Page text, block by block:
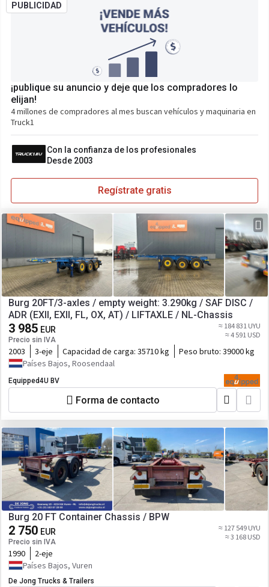
PUBLICIDAD
¡publique su anuncio y deje que los compradores lo
elijan!
4 millones de compradores al mes buscan vehículos y maquinaria en
Truck1
Con la confianza de los profesionales
Desde 2003
Regístrate gratis
Burg 20FT/3-axles / empty weight: 3.290kg / SAF DISC /
ADR (EXII, EXII, FL, OX, AT) / LIFTAXLE / NL-Chassis
3 985 EUR
Precio sin IVA
≈ 184 831 UYU
≈ 4 591 USD
2003 3-eje Capacidad de carga: 35710 kg Peso bruto: 39000 kg
Países Bajos, Roosendaal
Equipped4U BV
Forma de contacto
Burg 20 FT Container Chassis / BPW
2 750 EUR
Precio sin IVA
≈ 127 549 UYU
≈ 3 168 USD
1990
2-eje
Países Bajos, Vuren
De Jong Trucks & Trailers